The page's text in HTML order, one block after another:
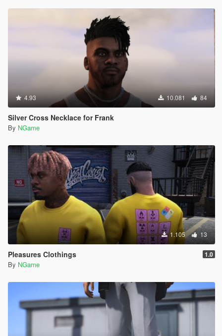
4.93 10.081 84
Silver Cross Necklace for Frank
By NGame
1.105 13
Pleasures Clothings 1.0
By NGame